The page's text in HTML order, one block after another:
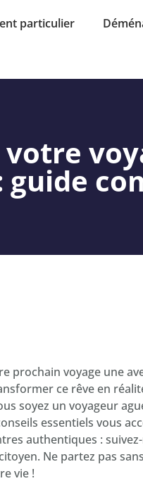
particulier
guide
prochain voyage une
ce rêve en
soyez un voyageur
essentiels vous
authentiques :
Ne partez pas
vie !